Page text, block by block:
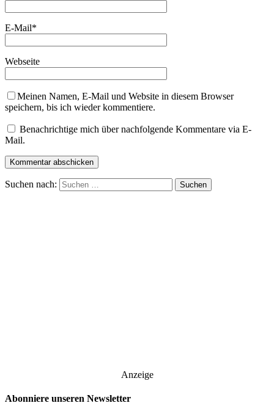
E-Mail*
Webseite
Meinen Namen, E-Mail und Website in diesem Browser
speichern, bis ich wieder kommentiere.
Benachrichtige mich über nachfolgende Kommentare via E-
Mail.
Suchen nach:
Anzeige
Abonniere unseren Newsletter